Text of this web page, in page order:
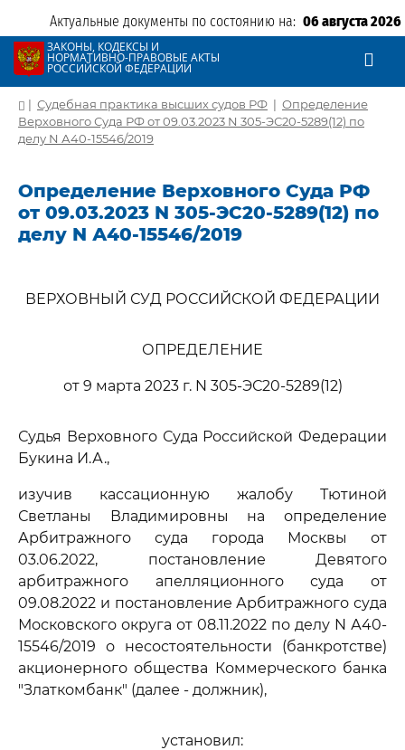
Актуальные документы по состоянию на: 06 августа 2026
ЗАКОНЫ, КОДЕКСЫ И
НОРМАТИВНО-ПРАВОВЫЕ АКТЫ
РОССИЙСКОЙ ФЕДЕРАЦИИ
| Судебная практика высших судов РФ | Определение
Верховного Суда РФ от 09.03.2023 N 305-ЭС20-5289(12) по
делу N А40-15546/2019
Определение Верховного Суда РФ
от 09.03.2023 N 305-ЭС20-5289(12) по
делу N А40-15546/2019
ВЕРХОВНЫЙ СУД РОССИЙСКОЙ ФЕДЕРАЦИИ
ОПРЕДЕЛЕНИЕ
от 9 марта 2023 г. N 305-ЭС20-5289(12)
Судья Верховного Суда Российской Федерации
Букина И.А.,
изучив кассационную жалобу Тютиной
Светланы Владимировны на определение
Арбитражного суда города Москвы от
03.06.2022, постановление Девятого
арбитражного апелляционного суда от
09.08.2022 и постановление Арбитражного суда
Московского округа от 08.11.2022 по делу N А40-
15546/2019 о несостоятельности (банкротстве)
акционерного общества Коммерческого банка
"Златкомбанк" (далее - должник),
установил: